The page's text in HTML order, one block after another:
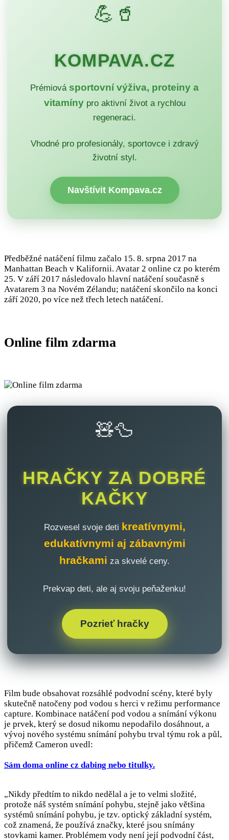
💪🥤
KOMPAVA.CZ
Prémiová sportovní výživa, proteiny a
vitamínypro aktivní život a rychlou
regeneraci.
Vhodné pro profesionály, sportovce i zdravý
životní styl.
Navštívit Kompava.cz
Předběžné natáčení filmu začalo 15. 8. srpna 2017 na
Manhattan Beach v Kalifornii. Avatar 2 online cz po kterém
25. V září 2017 následovalo hlavní natáčení současně s
Avatarem 3 na Novém Zélandu; natáčení skončilo na konci
září 2020, po více než třech letech natáčení.
Online film zdarma
🧸🦆
HRAČKY ZA DOBRÉ
KAČKY
Rozvesel svoje deti kreatívnymi,
edukatívnymi aj zábavnými
hračkami za skvelé ceny.
Prekvap deti, ale aj svoju peňaženku!
Pozrieť hračky
Film bude obsahovat rozsáhlé podvodní scény, které byly
skutečně natočeny pod vodou s herci v režimu performance
capture. Kombinace natáčení pod vodou a snímání výkonu
je prvek, který se dosud nikomu nepodařilo dosáhnout, a
vývoj nového systému snímání pohybu trval týmu rok a půl,
přičemž Cameron uvedl:
Sám doma online cz dabing nebo titulky.
„Nikdy předtím to nikdo nedělal a je to velmi složité,
protože náš systém snímání pohybu, stejně jako většina
systémů snímání pohybu, je tzv. optický základní systém,
což znamená, že používá značky, které jsou snímány
stovkami kamer. Problémem vody není její podvodní část,